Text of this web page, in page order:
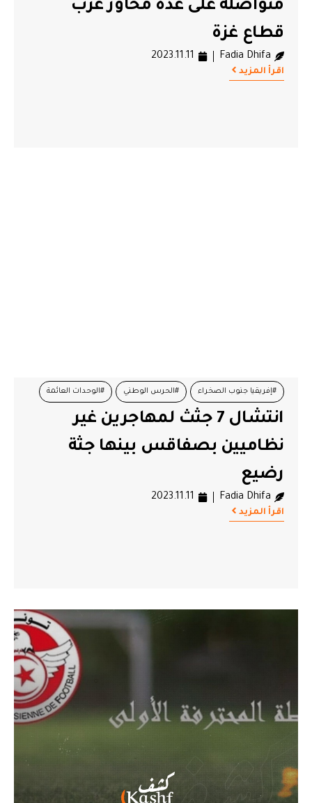
متواصلة على عدة محاور غرب
قطاع غزة
Fadia Dhifa
2023.11.11
اقرأ المزيد
#إفريقيا جنوب الصخراء #الحرس الوطني #الوحدات العائمة
#جبنيانة #هجرة غير نظامية
انتشال 7 جثث لمهاجرين غير
نظاميين بصفاقس بينها جثة
رضيع
Fadia Dhifa
2023.11.11
اقرأ المزيد